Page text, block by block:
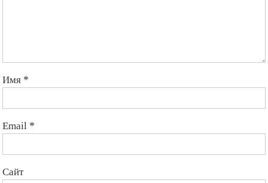
Имя *
Email *
Сайт